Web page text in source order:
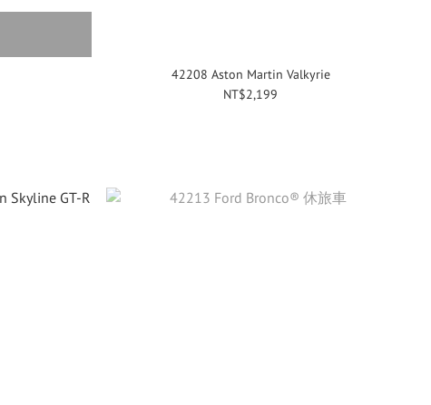
42208 Aston Martin Valkyrie
NT$2,199